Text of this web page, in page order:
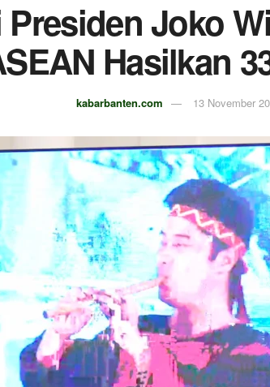
Joko
Hasilkan
kabarbanten.com 13 November